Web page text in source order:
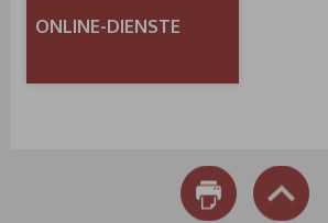
ONLINE-DIENSTE
NACH OBEN